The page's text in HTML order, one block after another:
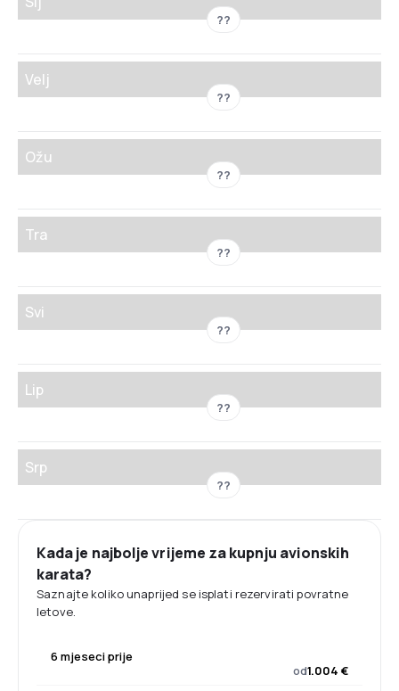
??
Velj
??
Ožu
??
Tra
??
Svi
??
Lip
??
Srp
??
Kada je najbolje vrijeme za kupnju avionskih
karata?
Saznajte koliko unaprijed se isplati rezervirati povratne
letove.
6 mjeseci prije
od1.004 €